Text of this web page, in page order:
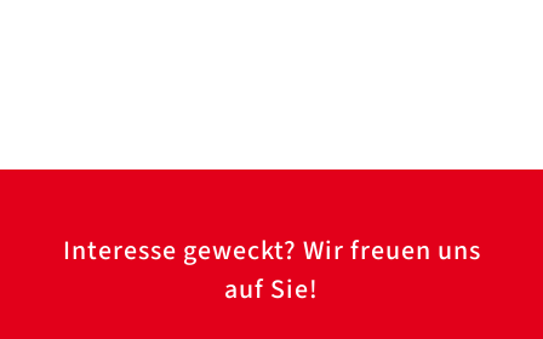
Interesse geweckt? Wir freuen uns
auf Sie!